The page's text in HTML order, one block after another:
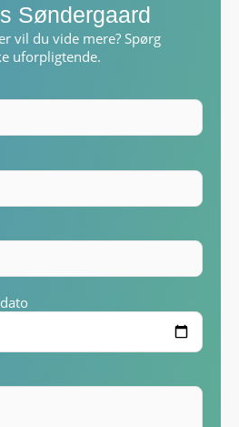
Søndergaard
vil du vide mere? Spørg
uforpligtende.